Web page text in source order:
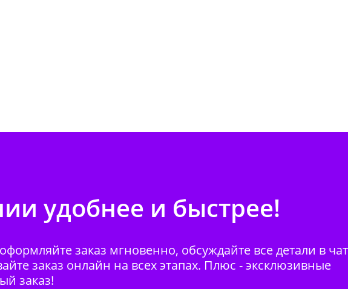
удобнее и быстрее!
заказ мгновенно, обсуждайте все детали в
заказ онлайн на всех этапах. Плюс - эксклюзивные
заказ!